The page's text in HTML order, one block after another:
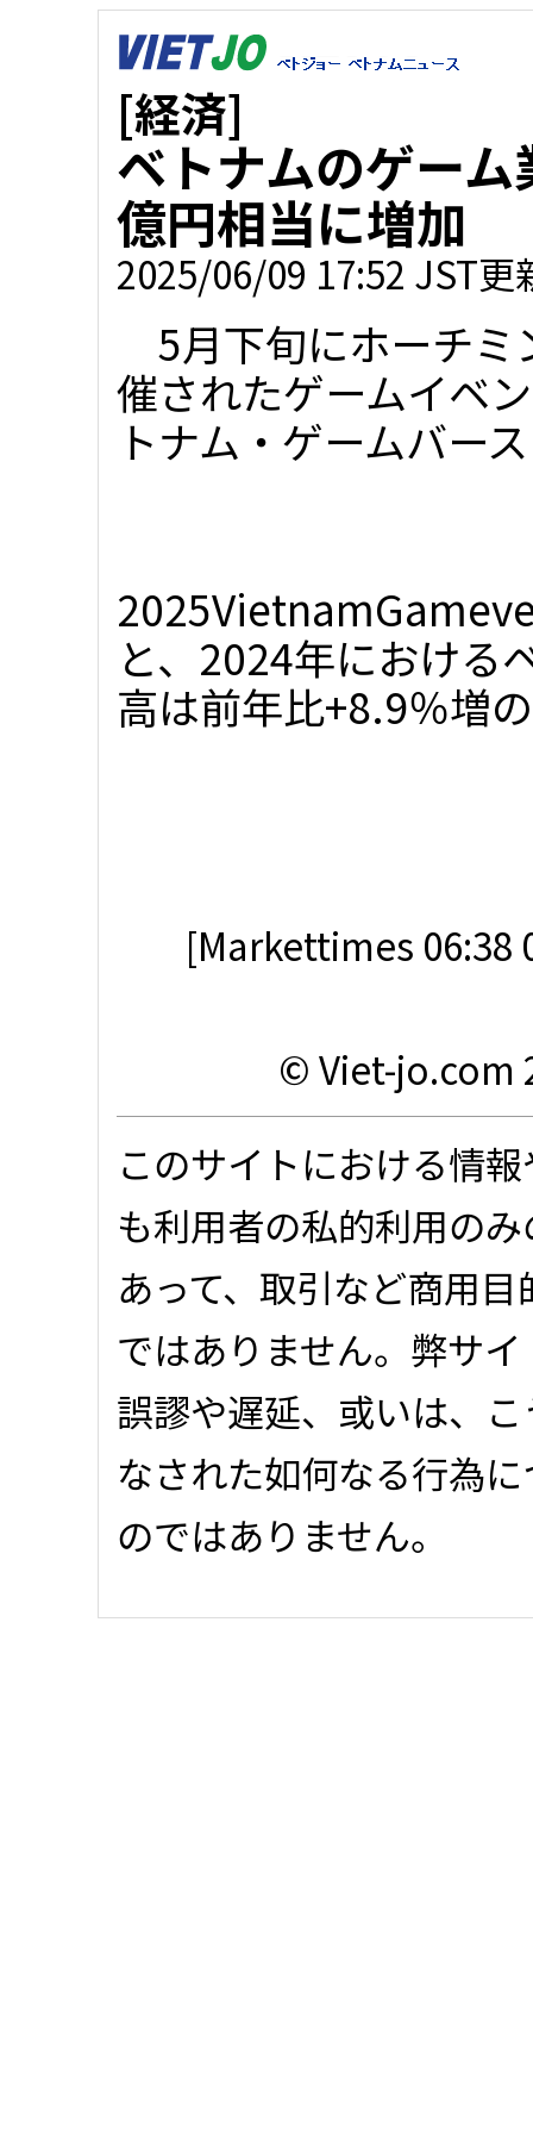
[経済]
ベトナムのゲー
億円相当に増加
2025/06/09 17:52 JST更
5月下旬にホーチミ
催されたゲームイベ
トナム・ゲームバース
と、2024年における
高は前年比+8.9％増
[Markettimes 06:38
© Viet-jo.com
このサイトにおける情
も利用者の私的利用の
あって、取引など商用
ではありません。弊サ
誤謬や遅延、或いは、
なされた如何なる行為
のではありません。